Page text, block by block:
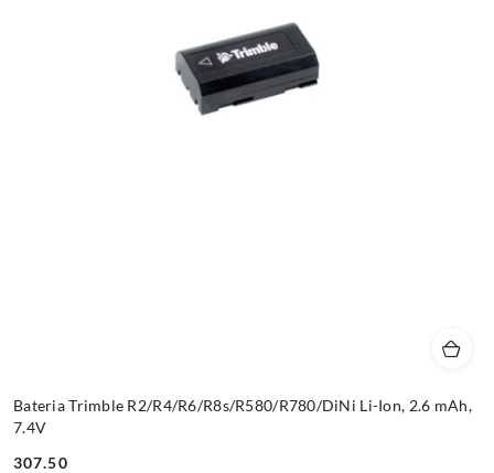
Bateria Trimble R2/R4/R6/R8s/R580/R780/DiNi Li-Ion, 2.6 mAh,
7.4V
307.50